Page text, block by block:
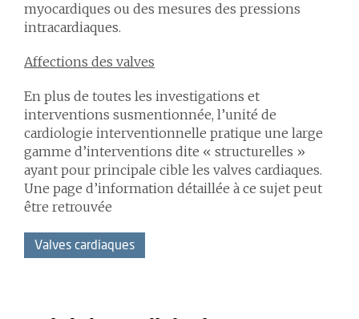
myocardiques ou des mesures des pressions
intracardiaques.
Affections des valves
En plus de toutes les investigations et
interventions susmentionnée, l’unité de
cardiologie interventionnelle pratique une large
gamme d’interventions dite « structurelles »
ayant pour principale cible les valves cardiaques.
Une page d’information détaillée à ce sujet peut
être retrouvée
Valves cardiaques